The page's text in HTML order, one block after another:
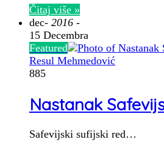
Čitaj više »
dec- 2016 -
15 Decembra
Featured
Resul Mehmedović
885
Nastanak
Safevijski sufijski red…